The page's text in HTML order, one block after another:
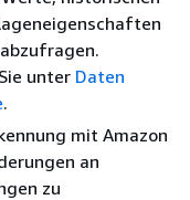
unter Daten
.
mit Amazon
an
zu